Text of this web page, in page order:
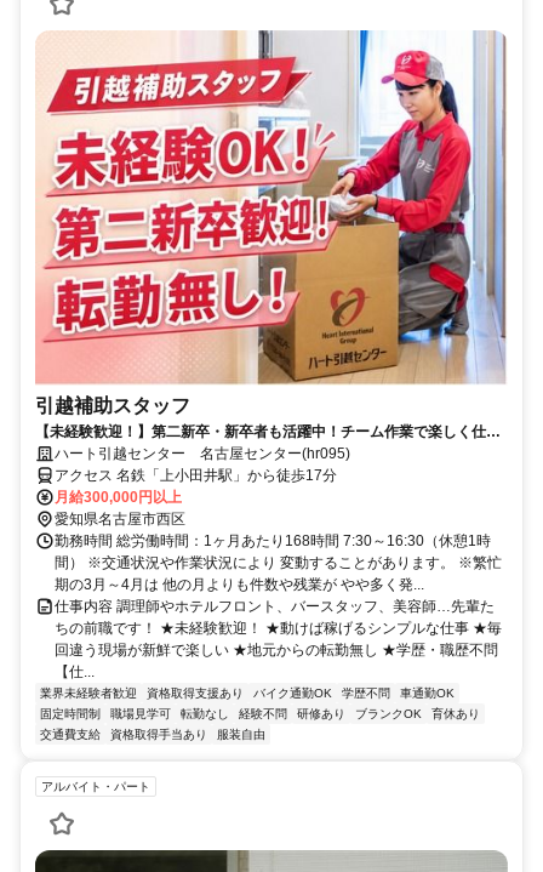
引越補助スタッフ
【未経験歓迎！】第二新卒・新卒者も活躍中！チーム作業で楽しく仕事
ができる引越スタッフ募集！
ハート引越センター 名古屋センター(hr095)
アクセス 名鉄「上小田井駅」から徒歩17分
月給300,000円以上
愛知県名古屋市西区
勤務時間 総労働時間：1ヶ月あたり168時間 7:30～16:30（休憩1時
間） ※交通状況や作業状況により 変動することがあります。 ※繁忙
期の3月～4月は 他の月よりも件数や残業が やや多く発...
仕事内容 調理師やホテルフロント、バースタッフ、美容師…先輩た
ちの前職です！ ★未経験歓迎！ ★動けば稼げるシンプルな仕事 ★毎
回違う現場が新鮮で楽しい ★地元からの転勤無し ★学歴・職歴不問
【仕...
業界未経験者歓迎 資格取得支援あり バイク通勤OK 学歴不問
車通勤OK
固定時間制
職場見学可 転勤なし 経験不問 研修あり ブランクOK
育休あり
交通費支給
資格取得手当あり 服装自由
アルバイト・パート